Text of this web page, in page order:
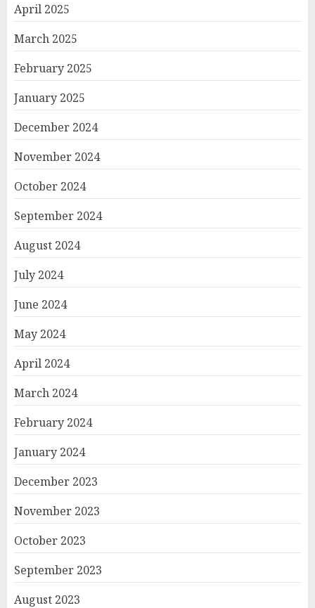
April 2025
March 2025
February 2025
January 2025
December 2024
November 2024
October 2024
September 2024
August 2024
July 2024
June 2024
May 2024
April 2024
March 2024
February 2024
January 2024
December 2023
November 2023
October 2023
September 2023
August 2023